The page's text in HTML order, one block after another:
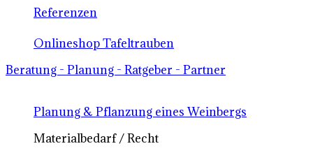
Referenzen
Onlineshop Tafeltrauben
Beratung - Planung - Ratgeber - Partner
Planung & Pflanzung eines Weinbergs
Materialbedarf / Recht